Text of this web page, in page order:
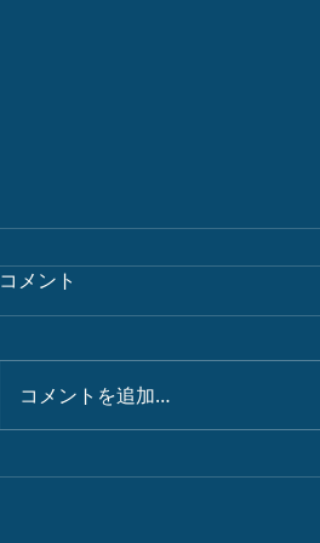
パワースポット
コメント
コメントを追加…